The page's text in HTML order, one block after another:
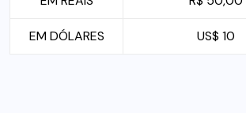
EM DÓLARES US$ 10